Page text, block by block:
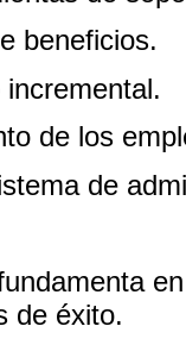
beneficios.
de los
de
de éxito.